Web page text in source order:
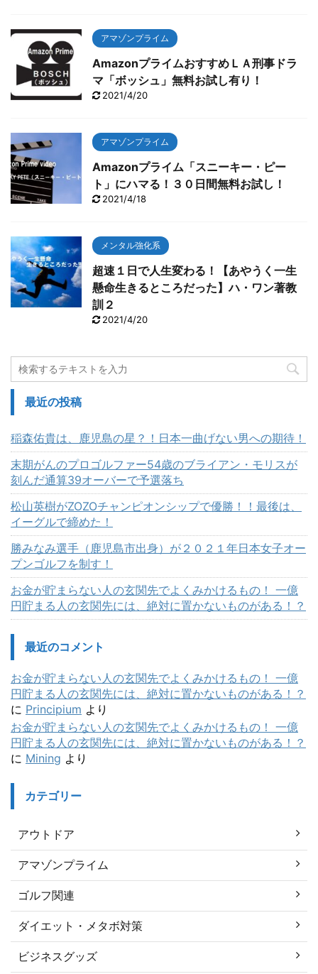
アマゾンプライム
AmazonプライムおすすめＬＡ刑事ドラ
マ「ボッシュ」無料お試し有り！
2021/4/20
アマゾンプライム
Amazonプライム「スニーキー・ピー
ト」にハマる！３０日間無料お試し！
2021/4/18
メンタル強化系
超速１日で人生変わる！【あやうく一生
懸命生きるところだった】ハ・ワン著教
訓２
2021/4/20
最近の投稿
稲森佑貴は、鹿児島の星？！日本一曲げない男への期待！
末期がんのプロゴルファー54歳のブライアン・モリスが
刻んだ通算39オーバーで予選落ち
松山英樹がZOZOチャンピオンシップで優勝！！最後は、
イーグルで締めた！
勝みなみ選手（鹿児島市出身）が２０２１年日本女子オー
プンゴルフを制す！
お金が貯まらない人の玄関先でよくみかけるもの！ 一億
円貯まる人の玄関先には、絶対に置かないものがある！？
最近のコメント
お金が貯まらない人の玄関先でよくみかけるもの！ 一億
円貯まる人の玄関先には、絶対に置かないものがある！？
に Principium より
お金が貯まらない人の玄関先でよくみかけるもの！ 一億
円貯まる人の玄関先には、絶対に置かないものがある！？
に Mining より
カテゴリー
アウトドア
アマゾンプライム
ゴルフ関連
ダイエット・メタボ対策
ビジネスグッズ